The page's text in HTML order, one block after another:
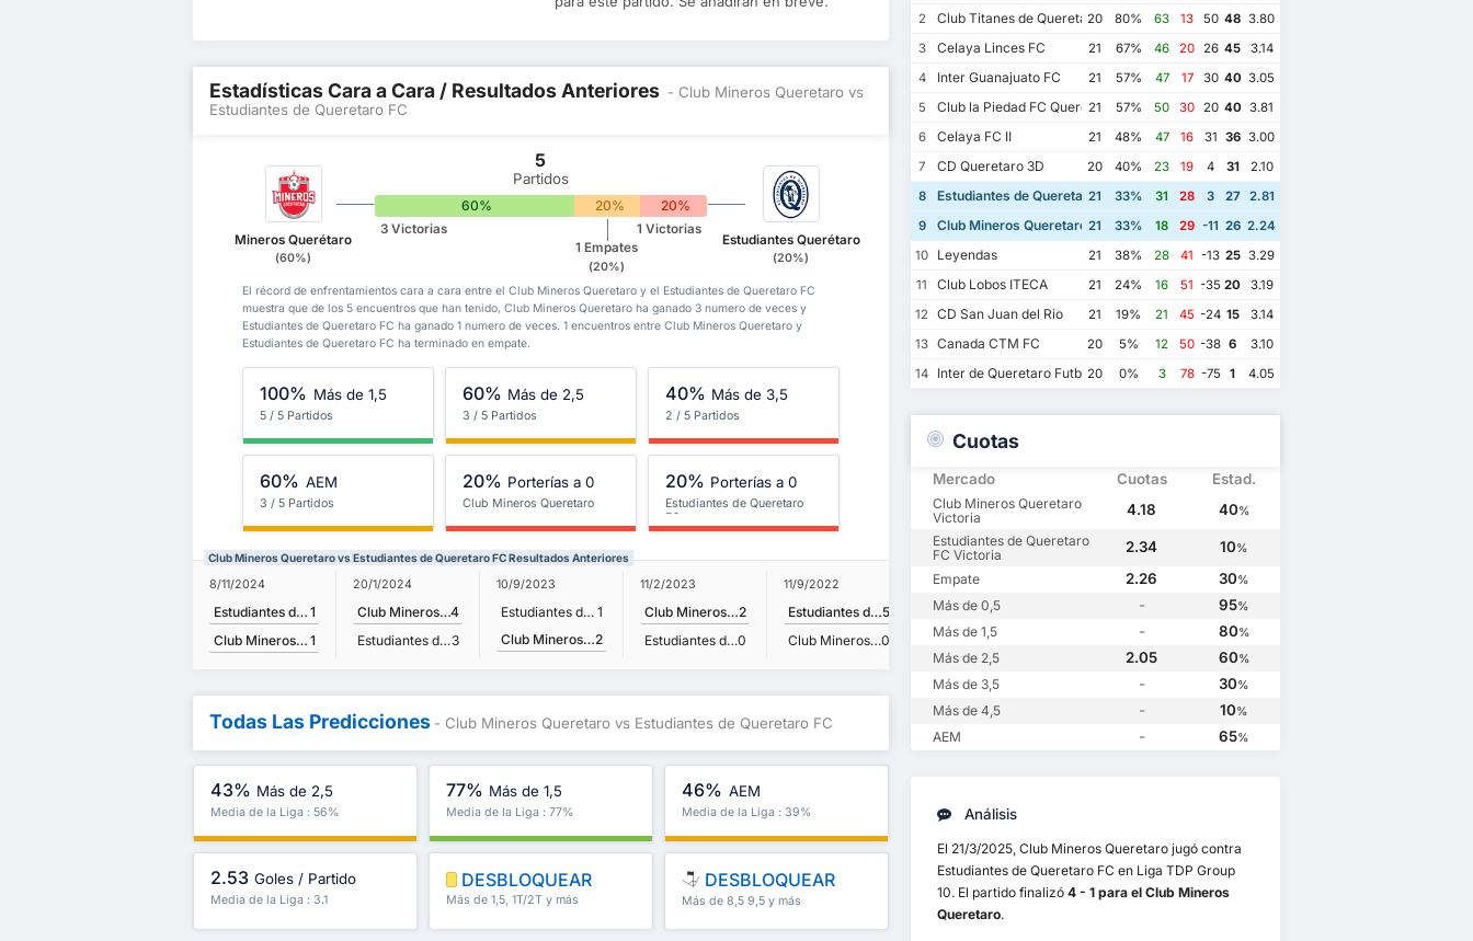
Estadísticas Cara a Cara / Resultados Anteriores - Club Mineros Queretaro vs
Estudiantes de Queretaro FC
Mineros Querétaro
(60%)
5
Partidos
60% 20% 20%
3 Victorias
1 Empates
(20%)
1 Victorias
Estudiantes Querétaro
(20%)
El récord de enfrentamientos cara a cara entre el Club Mineros Queretaro y el Estudiantes de Queretaro FC
muestra que de los 5 encuentros que han tenido, Club Mineros Queretaro ha ganado 3 numero de veces y
Estudiantes de Queretaro FC ha ganado 1 numero de veces. 1 encuentros entre Club Mineros Queretaro y
Estudiantes de Queretaro FC ha terminado en empate.
100% Más de 1,5
5 / 5 Partidos
60% Más de 2,5
3 / 5 Partidos
40% Más de 3,5
2 / 5 Partidos
60% AEM
3 / 5 Partidos
20% Porterías a 0
Club Mineros Queretaro
20% Porterías a 0
Estudiantes de Queretaro
FC
Club Mineros Queretaro vs Estudiantes de Queretaro FC Resultados Anteriores
8/11/2024
Estudiantes de Queretaro FC 1
Club Mineros Queretaro 1
20/1/2024
Club Mineros Queretaro4
Estudiantes de Queretaro FC3
10/9/2023
Estudiantes de Queretaro FC 1
Club Mineros Queretaro2
11/2/2023
Club Mineros Queretaro2
Estudiantes de Queretaro FC0
11/9/2022
Estudiantes de Queretaro FC5
Club Mineros Queretaro0
Todas Las Predicciones - Club Mineros Queretaro vs Estudiantes de Queretaro FC
43% Más de 2,5
Media de la Liga : 56%
77% Más de 1,5
Media de la Liga : 77%
46% AEM
Media de la Liga : 39%
2.53 Goles / Partido
Media de la Liga : 3.1
DESBLOQUEAR
Más de 1,5, 1T/2T y más
DESBLOQUEAR
Más de 8,5 9,5 y más
2
Club Titanes de Queretaro
20 80% 63 13 50 48 3.80
3
Celaya Linces FC 21 67% 46 20 26 45
3.14
4
Inter Guanajuato FC 21 57% 47 17 30 40 3.05
5
Club la Piedad FC Queretaro
21 57% 50 30 20 40 3.81
6
Celaya FC II 21 48% 47 16 31 36 3.00
7
CD Queretaro 3D 20 40% 23 19 4 31
2.10
8
Estudiantes de Queretaro FC
21 33% 31 28 3 27 2.81
9
Club Mineros Queretaro 21 33% 18 29 -11 26 2.24
10
Leyendas 21 38% 28 41 -13 25 3.29
11
Club Lobos ITECA 21 24% 16 51 -35 20
3.19
12
CD San Juan del Rio 21 19% 21 45 -24 15
3.14
13 Canada CTM FC 20 5% 12 50 -38 6
3.10
14
Inter de Queretaro Futbol Club
20 0% 3 78 -75 1 4.05
Cuotas
Mercado Cuotas Estad.
Club Mineros Queretaro
Victoria
4.18 40%
Estudiantes de Queretaro
FC Victoria
2.34 10%
Empate 2.26 30%
Más de 0,5 - 95%
Más de 1,5 - 80%
Más de 2,5 2.05 60%
Más de 3,5 - 30%
Más de 4,5 - 10%
AEM - 65%
Análisis
El 21/3/2025, Club Mineros Queretaro jugó contra
Estudiantes de Queretaro FC en Liga TDP Group
10. El partido finalizó 4 - 1 para el Club Mineros
Queretaro.